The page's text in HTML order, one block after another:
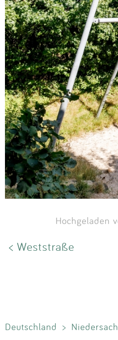
Hochgeladen
< Weststraße
Deutschland >